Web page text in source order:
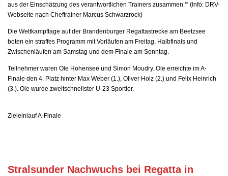
aus der Einschätzung des verantwortlichen Trainers zusammen.’“ (Info: DRV-
Webseite nach Cheftrainer Marcus Schwarzrock)
Die Wettkampftage auf der Brandenburger Regattastrecke am Beetzsee
boten ein straffes Programm mit Vorläufen am Freitag, Halbfinals und
Zwischenläufen am Samstag und dem Finale am Sonntag.
Teilnehmer waren Ole Hohensee und Simon Moudry. Ole erreichte im A-
Finale den 4. Platz hinter Max Weber (1.), Oliver Holz (2.) und Felix Heinrich
(3.). Ole wurde zweitschnellster U-23 Sportler.
Zieleinlauf A-Finale
Stralsunder Nachwuchs bei Regatta in